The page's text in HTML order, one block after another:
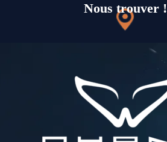
Nous trouver !